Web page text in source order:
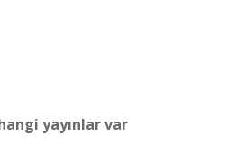
yayınlar var